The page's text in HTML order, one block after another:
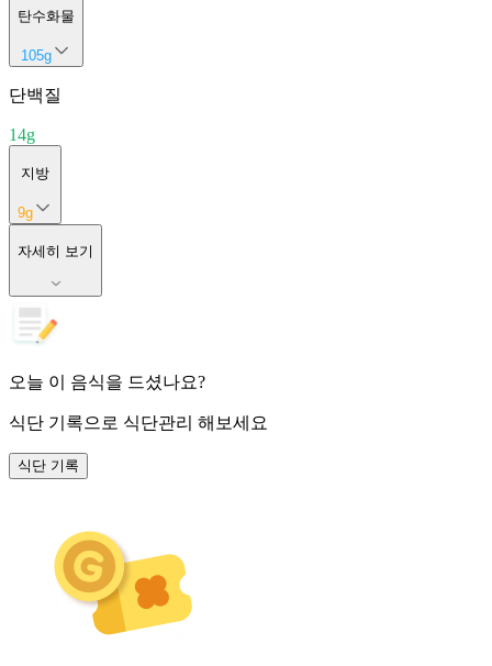
탄수화물
105g
단백질
14g
지방
9g
자세히 보기
오늘 이 음식을 드셨나요?
식단 기록으로 식단관리 해보세요
식단 기록